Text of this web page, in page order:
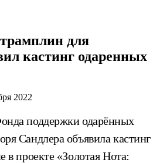
для
кастинг одаренных
2022
поддержки одарённых
Сандлера объявила кастинг
в проекте «Золотая Нота: